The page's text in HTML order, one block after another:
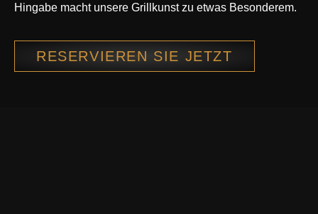
Hingabe macht unsere Grillkunst zu etwas Besonderem.
RESERVIEREN SIE JETZT